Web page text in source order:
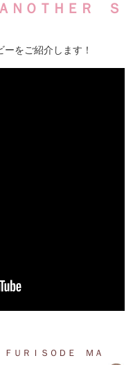
ＮＯＴＨＥＲ Ｓ
をご紹介します！
ＦＵＲＩＳＯＤＥ ＭＡ